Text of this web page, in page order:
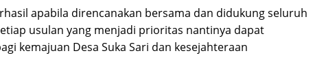
apabila direncanakan bersama dan didukung seluruh
usulan yang menjadi prioritas nantinya dapat
kemajuan Desa Suka Sari dan kesejahteraan